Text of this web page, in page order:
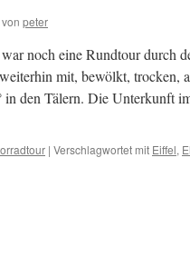
von peter
noch eine Rundtour durch
mit, bewölkt, trocken,
in den Tälern. Die Unterkunft
| Verschlagwortet mit Eiffel,